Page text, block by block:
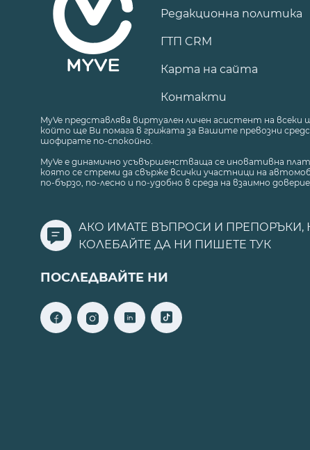
Редакционна политика
ГТП CRM
Карта на сайта
Контакти
MyVe представлява виртуален личен асистент на всеки
който ще Ви помага в грижата за Вашите превозни
шофирате по-спокойно.
MyVe е динамично усъвършенстваща се иновативна
която се стреми да свърже всички участници на
по-бързо, по-лесно и по-удобно в среда на взаимно доверие.
АКО ИМАТЕ ВЪПРОСИ И ПРЕПОРЪКИ,
КОЛЕБАЙТЕ ДА НИ ПИШЕТЕ ТУК
ПОСЛЕДВАЙТЕ НИ